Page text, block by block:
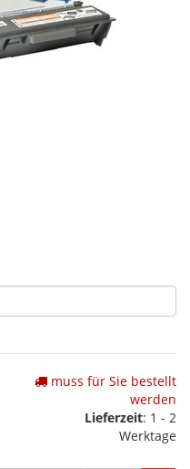
muss für Sie bestellt
werden
Lieferzeit: 1 - 2
Werktage